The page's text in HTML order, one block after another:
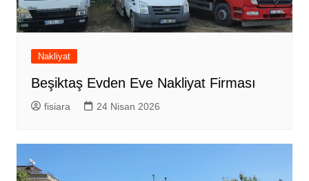
Nakliyat
Beşiktaş Evden Eve Nakliyat Firması
fisiara 24 Nisan 2026